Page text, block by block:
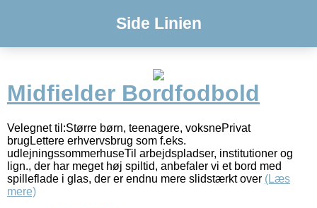
Side Linien
Midfielder Bordfodbold
Velegnet til:Større børn, teenagere, voksnePrivat
brugLettere erhvervsbrug som f.eks.
udlejningssommerhuseTil arbejdspladser, institutioner og
lign., der har meget høj spiltid, anbefaler vi et bord med
spilleflade i glas, der er endnu mere slidstærkt over (Læs
mere)